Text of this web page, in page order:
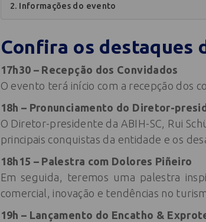
Informações do evento
Confira os destaques
17h30 – Recepção dos Convidados
O evento terá início com a recepção dos
18h – Pronunciamento do Diretor-
O Diretor-presidente da ABIH-SC, Rui
principais conquistas da entidade e os
18h15 – Palestra com Dolores Piñeiro
Em seguida, teremos uma palestra
comercial, inovação e tendências no
19h – Lançamento do Encatho &